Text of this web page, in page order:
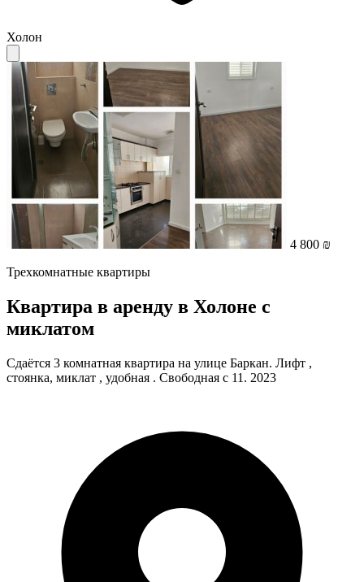
Холон
4 800 ₪
Трехкомнатные квартиры
Квартира в аренду в Холоне с
миклатом
Сдаётся 3 комнатная квартира на улице Баркан. Лифт ,
стоянка, миклат , удобная . Свободная с 11. 2023